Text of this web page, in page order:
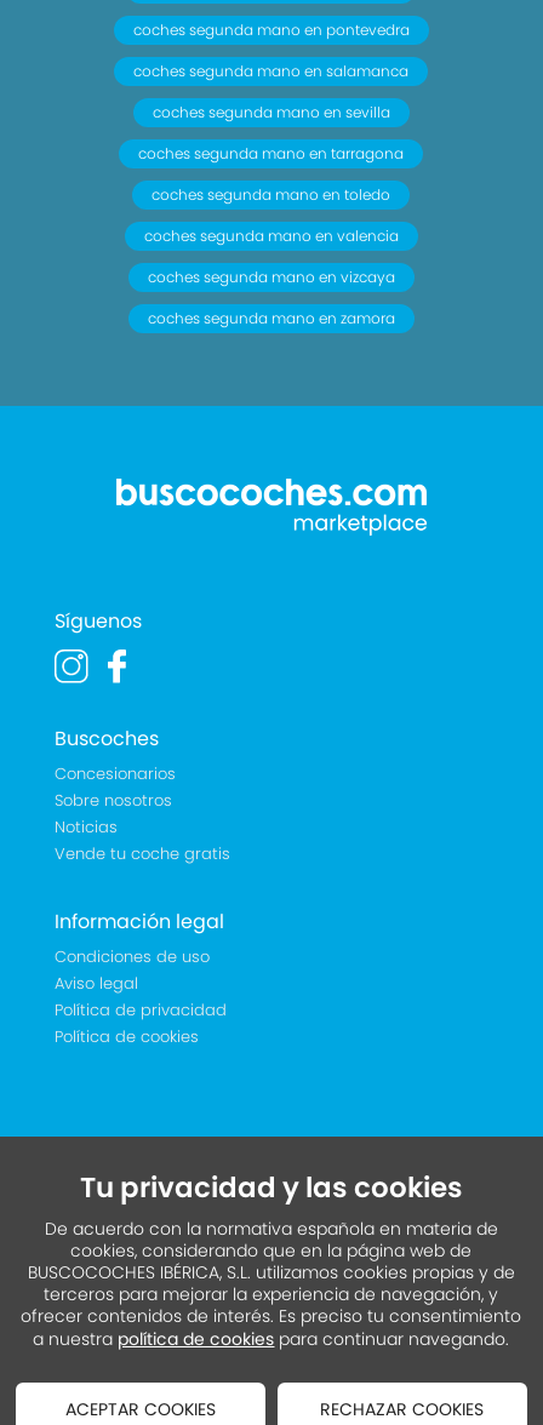
coches segunda mano en pontevedra
coches segunda mano en salamanca
coches segunda mano en sevilla
coches segunda mano en tarragona
coches segunda mano en toledo
coches segunda mano en valencia
coches segunda mano en vizcaya
coches segunda mano en zamora
Síguenos
Buscoches
Concesionarios
Sobre nosotros
Noticias
Vende tu coche gratis
Información legal
Condiciones de uso
Aviso legal
Política de privacidad
Política de cookies
Tu privacidad y las cookies
De acuerdo con la normativa española en materia de
cookies, considerando que en la página web de
BUSCOCOCHES IBÉRICA, S.L. utilizamos cookies propias y de
terceros para mejorar la experiencia de navegación, y
ofrecer contenidos de interés. Es preciso tu consentimiento
a nuestra política de cookies para continuar navegando.
ACEPTAR COOKIES RECHAZAR COOKIES